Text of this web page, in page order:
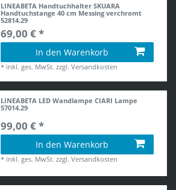
LINEABETA Handtuchhalter SKUARA
Handtuchstange 40 cm Messing verchromt
52814.29
69,00 € *
In den Warenkorb
* inkl. ges. MwSt. zzgl.Versandkosten
LINEABETA LED Wandlampe CIARI Lampe
57014.29
99,00 € *
In den Warenkorb
* inkl. ges. MwSt. zzgl.Versandkosten